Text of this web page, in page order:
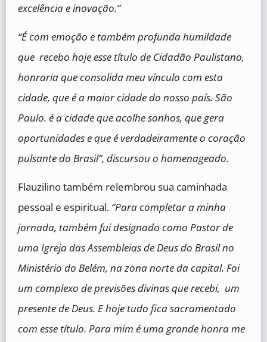
excelência e inovação.”
“É com emoção e também profunda humildade
que recebo hoje esse título de Cidadão Paulistano,
honraria que consolida meu vínculo com esta
cidade, que é a maior cidade do nosso país. São
Paulo. é a cidade que acolhe sonhos, que gera
oportunidades e que é verdadeiramente o coração
pulsante do Brasil”, discursou o homenageado.
Flauzilino também relembrou sua caminhada
pessoal e espiritual. “Para completar a minha
jornada, também fui designado como Pastor de
uma Igreja das Assembleias de Deus do Brasil no
Ministério do Belém, na zona norte da capital. Foi
um complexo de previsões divinas que recebi, um
presente de Deus. E hoje tudo fica sacramentado
com esse título. Para mim é uma grande honra me